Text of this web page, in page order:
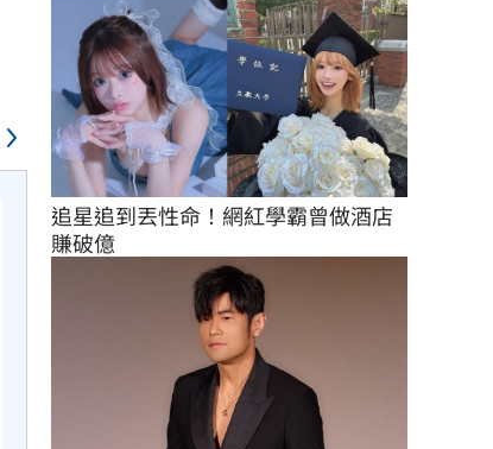
追星追到丟性命！網紅學霸曾做酒店
賺破億